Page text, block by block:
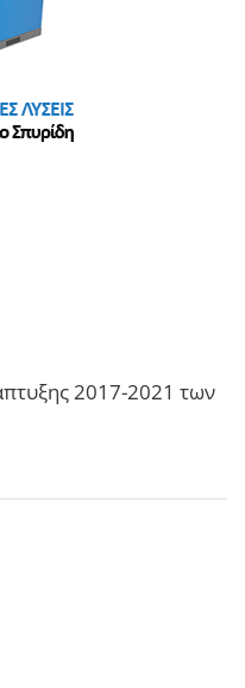
2017-2021 των